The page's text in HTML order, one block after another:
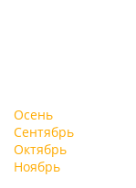
Осень
Сентябрь
Октябрь
Ноябрь